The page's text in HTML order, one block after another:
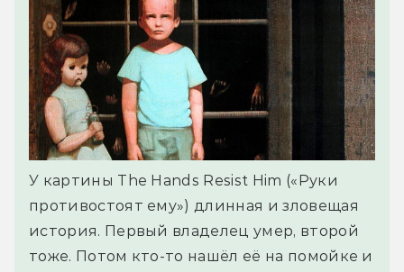
У картины The Hands Resist Him («Руки
противостоят ему») длинная и зловещая
история. Первый владелец умер, второй
тоже. Потом кто-то нашёл её на помойке и